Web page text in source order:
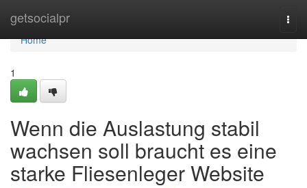
getsocialpr
Home
Home
1
Wenn die Auslastung stabil
wachsen soll braucht es eine
starke Fliesenleger Website